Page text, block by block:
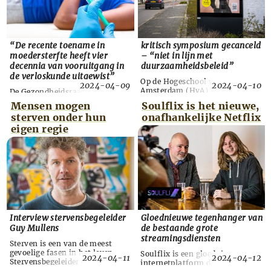
Amerikaanse en Franse wetens...
Samenleving, Landbouw en
Natuur (SLN) is het een ramp
als dit programma erdo...
“De recente toename in
moedersterfte heeft vier
decennia van vooruitgang in
de verloskunde uitgewist”
De Gezondheidsraad heeft VWS-
minister Pia Dijkstra
geadviseerd zwangere vrouwen
niet langer standaard een
coronavaccin aan te bieden.
Zwangeren uit medische
risicogroepen blijven wel in
aanmerking komen voor een
coronaprik. Met dit nieuwe
advies krijgen kritische
organisaties, waaronder het
Artsen Collectief, deels hun zin.
Dat de mRNA-vaccins veilig zijn
vo...
2024-04-09
kritisch symposium gecanceld
– “niet in lijn met
duurzaamheidsbeleid”
Op de Hogeschool van
Amsterdam (HvA) zou een
symposium plaatsvinden met
kritische geluiden over de
overheidscampagne tegen vlees
en zuivel. Maar de HvA besloot
op het laatste moment, toen De
Andere Krant belangstelling
toonde, het evenement te
cancelen. Kritiek op de
eiwittransitie blijkt te gevoelig
te liggen. De overheid voert
sinds enkele jaren campagn...
2024-04-10
Mensen mogen
sterven onder hun
eigen regie
Interview stervensbegeleider
Guy Mullens
Sterven is een van de meest
gevoelige fasen in het leven.
Stervensbegeleider Guy Mullens
2024-04-11
Soulflix is het nieuwe,
onafhankelijke Netflix
Gloednieuwe tegenhanger van
de bestaande grote
streamingsdiensten
Soulflix is een gloednieuw
internetplatform dat niet aan
2024-04-12